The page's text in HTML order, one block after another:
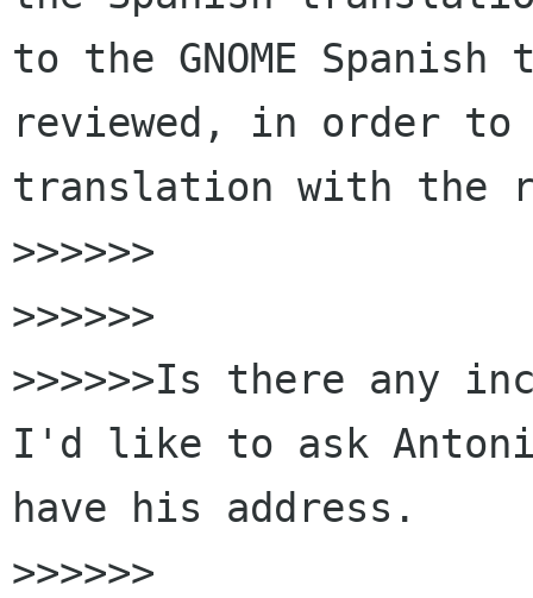
to the GNOME
reviewed, in order to
translation with the
>>>>>>
>>>>>>
>>>>>>Is there any
I'd like to ask
have his address.
>>>>>>